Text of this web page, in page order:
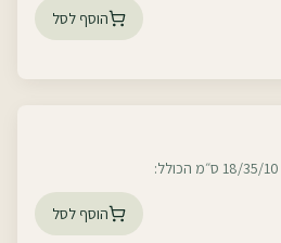
הוסף לסל
הוסף לסל